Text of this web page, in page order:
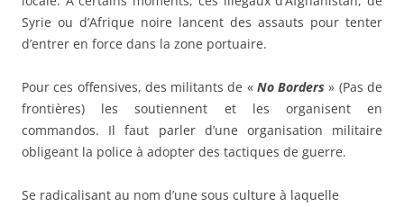
Syrie ou d’Afrique noire lancent des assauts pour tenter
d’entrer en force dans la zone portuaire.
Pour ces offensives, des militants de « No Borders » (Pas de
frontières) les soutiennent et les organisent en
commandos. Il faut parler d’une organisation militaire
obligeant la police à adopter des tactiques de guerre.
Se radicalisant au nom d’une sous culture à laquelle